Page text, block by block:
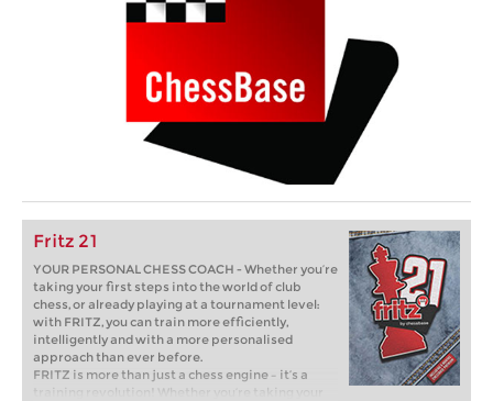
Fritz 21
YOUR PERSONAL CHESS COACH - Whether you’re
taking your first steps into the world of club
chess, or already playing at a tournament level:
with FRITZ, you can train more efficiently,
intelligently and with a more personalised
approach than ever before.
FRITZ is more than just a chess engine – it’s a
training revolution! Whether you’re taking your